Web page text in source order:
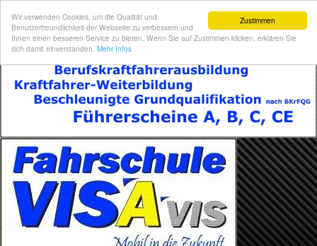
Zustimmen
Wir verwenden Cookies, um die Qualität und
Benutzerfreundlichkeit der Webseite zu verbessern und
Ihnen einen besseren Service zu bieten. Wenn Sie auf Zustimmen klicken, erklären Sie
sich damit einverstanden. Mehr Infos